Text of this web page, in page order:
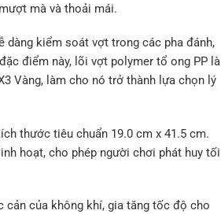
mà và thoải mái.
dàng kiểm soát vợt trong các pha đánh,
điểm này, lõi vợt polymer tổ ong PP là
Vàng, làm cho nó trở thành lựa chọn lý
thước tiêu chuẩn 19.0 cm x 41.5 cm.
hoạt, cho phép người chơi phát huy tối
của không khí, gia tăng tốc độ cho